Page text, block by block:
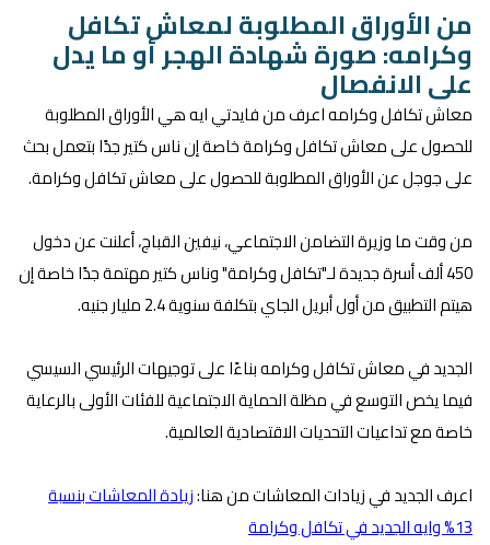
من الأوراق المطلوبة لمعاش تكافل
وكرامه: صورة شهادة الهجر أو ما يدل
على الانفصال
معاش تكافل وكرامه اعرف من فايدتي ايه هي الأوراق المطلوبة
للحصول على معاش تكافل وكرامة خاصة إن ناس كتير جدًا بتعمل بحث
على جوجل عن الأوراق المطلوبة للحصول على معاش تكافل وكرامة.
من وقت ما وزيرة التضامن الاجتماعي، نيفين القباج، أعلنت عن دخول
450 ألف أسرة جديدة لـ"تكافل وكرامة" وناس كتير مهتمة جدًا خاصة إن
هيتم التطبيق من أول أبريل الجاي بتكلفة سنوية 2.4 مليار جنيه.
الجديد في معاش تكافل وكرامه بناءًا على توجيهات الرئيسي السيسي
فيما يخص التوسع في مظلة الحماية الاجتماعية للفئات الأولى بالرعاية
خاصة مع تداعيات التحديات الاقتصادية العالمية.
اعرف الجديد في زيادات المعاشات من هنا:زيادة المعاشات بنسبة
13% وايه الجديد في تكافل وكرامة